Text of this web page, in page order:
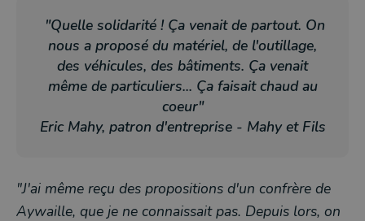
"Quelle solidarité ! Ça venait de partout. On
nous a proposé du matériel, de l'outillage,
des véhicules, des bâtiments. Ça venait
même de particuliers... Ça faisait chaud au
coeur"
Eric Mahy, patron d'entreprise - Mahy et Fils
"J'ai même reçu des propositions d'un confrère de
Aywaille, que je ne connaissait pas. Depuis lors, on